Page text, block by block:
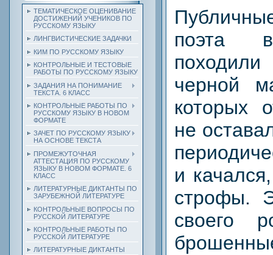
ТЕМАТИЧЕСКОЕ ОЦЕНИВАНИЕ
ДОСТИЖЕНИЙ УЧЕНИКОВ ПО
РУССКОМУ ЯЗЫКУ
ЛИНГВИСТИЧЕСКИЕ ЗАДАЧКИ
КИМ ПО РУССКОМУ ЯЗЫКУ
КОНТРОЛЬНЫЕ И ТЕСТОВЫЕ
РАБОТЫ ПО РУССКОМУ ЯЗЫКУ
ЗАДАНИЯ НА ПОНИМАНИЕ
ТЕКСТА. 6 КЛАСС
КОНТРОЛЬНЫЕ РАБОТЫ ПО
РУССКОМУ ЯЗЫКУ В НОВОМ
ФОРМАТЕ
ЗАЧЕТ ПО РУССКОМУ ЯЗЫКУ
НА ОСНОВЕ ТЕКСТА
ПРОМЕЖУТОЧНАЯ
АТТЕСТАЦИЯ ПО РУССКОМУ
ЯЗЫКУ В НОВОМ ФОРМАТЕ. 6
КЛАСС
ЛИТЕРАТУРНЫЕ ДИКТАНТЫ ПО
ЗАРУБЕЖНОЙ ЛИТЕРАТУРЕ
КОНТРОЛЬНЫЕ ВОПРОСЫ ПО
РУССКОЙ ЛИТЕРАТУРЕ
КОНТРОЛЬНЫЕ РАБОТЫ ПО
РУССКОЙ ЛИТЕРАТУРЕ
ЛИТЕРАТУРНЫЕ ДИКТАНТЫ
поэта
черной
которых
не
и
строфы.
своего